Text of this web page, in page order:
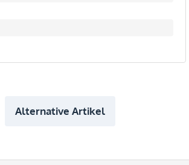
Alternative Artikel